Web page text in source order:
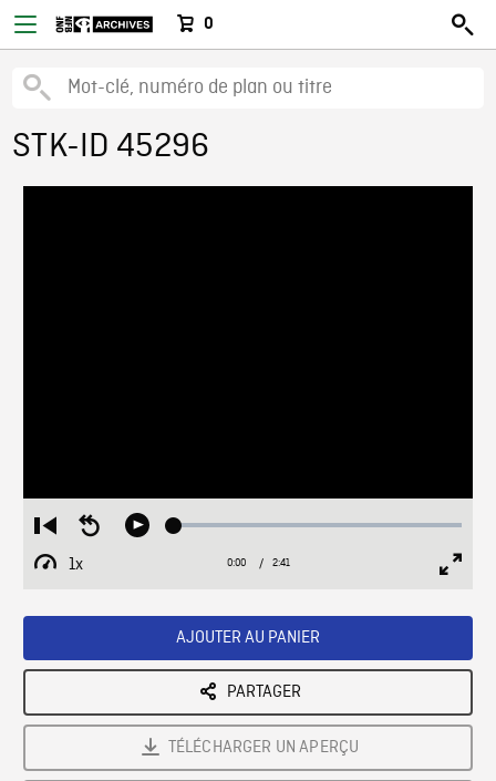
0
STK-ID 45296
Restart
from
beginning
Seek
Play Loaded:
1x
Playback
Current
0:00 / Duration
2:41
AJOUTER AU PANIER
PARTAGER
TÉLÉCHARGER UN APERÇU